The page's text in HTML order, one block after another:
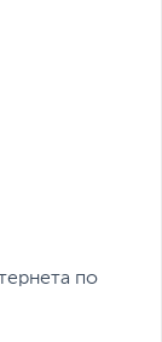
по